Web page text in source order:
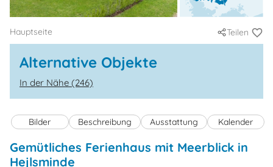
Hauptseite Teilen
Alternative Objekte
In der Nähe (246)
Bilder Beschreibung Ausstattung Kalender
Gemütliches Ferienhaus mit Meerblick in
Hejlsminde